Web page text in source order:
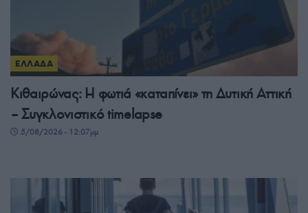
ΕΛΛΑΔΑ
Κιθαιρώνας: Η φωτιά «καταπίνει» τη Δυτική Αττική
– Συγκλονιστικό timelapse
5/08/2026 - 12:07μμ